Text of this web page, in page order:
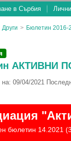
в Сърбия
Други > Бюлетин 2016-
АКТИВНИ
на: 09/04/2021
бюлетин 14.2021